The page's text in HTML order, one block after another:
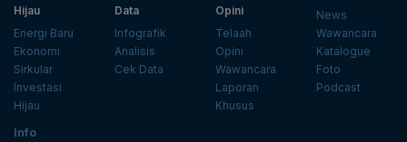
Hijau
Energi Baru
Ekonomi
Sirkular
Investasi
Hijau
Data
Infografik
Analisis
Cek Data
Opini
Telaah
Opini
Wawancara
Laporan
Khusus
News
Wawancara
Katalogue
Foto
Podcast
Info